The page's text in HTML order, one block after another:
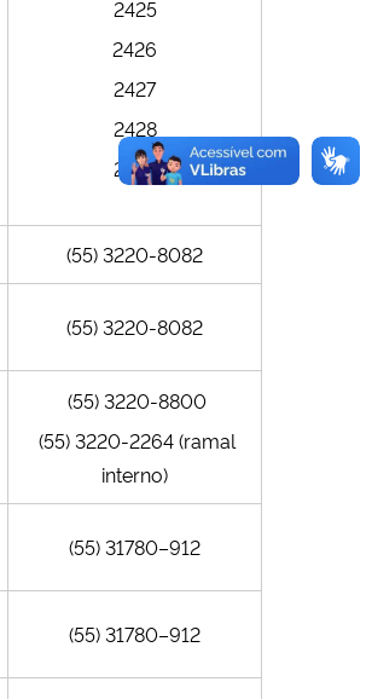
2425
2426
2427
2428
2438
(55) 3220-8082
(55) 3220-8082
(55) 3220-8800
(55) 3220-2264 (ramal
interno)
(55) 31780–912
(55) 31780–912